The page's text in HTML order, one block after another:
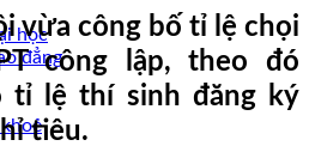
học
đẳng
vừa công bố tỉ lệ chọi
công lập, theo đó
tỉ lệ thí sinh đăng ký
tiêu.